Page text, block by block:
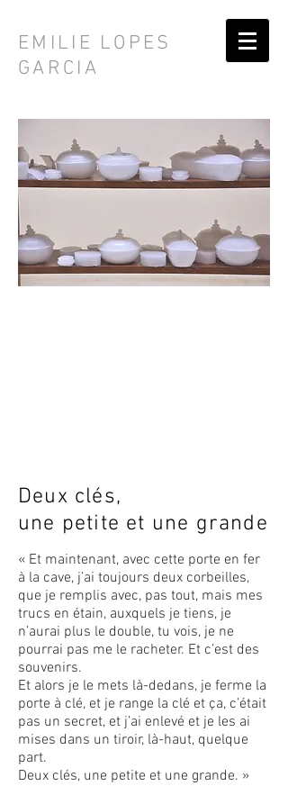
EMILIE LOPES
GARCIA
Deux clés,
une petite et une grande
« Et maintenant, avec cette porte en fer
à la cave, j’ai toujours deux corbeilles,
que je remplis avec, pas tout, mais mes
trucs en étain, auxquels je tiens, je
n’aurai plus le double, tu vois, je ne
pourrai pas me le racheter. Et c’est des
souvenirs.
Et alors je le mets là-dedans, je ferme la
porte à clé, et je range la clé et ça, c’était
pas un secret, et j’ai enlevé et je les ai
mises dans un tiroir, là-haut, quelque
part.
Deux clés, une petite et une grande. »